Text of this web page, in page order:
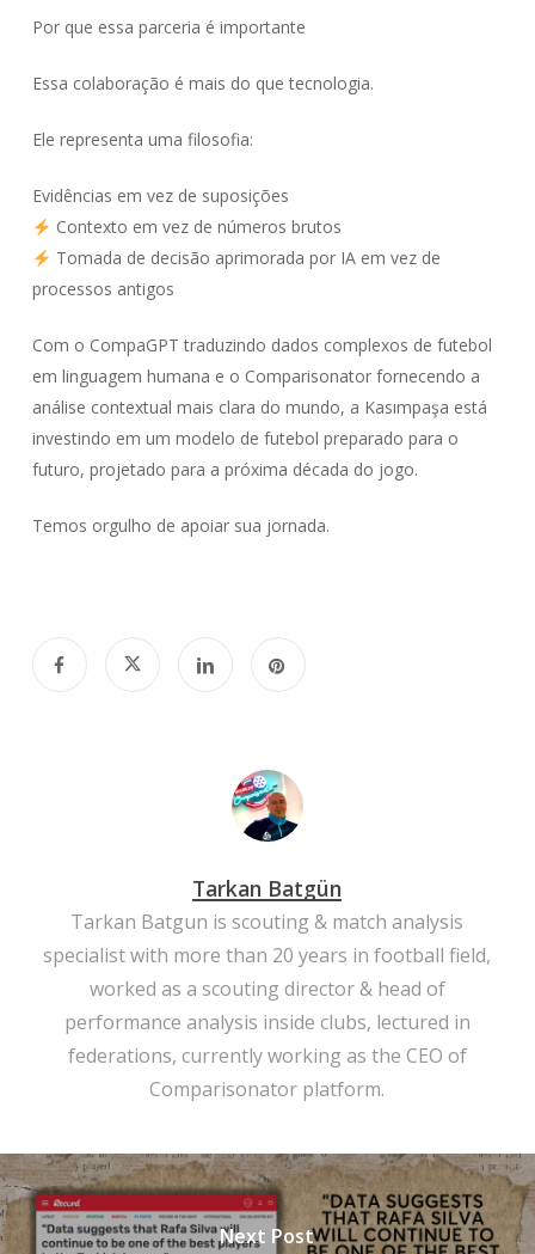
Por que essa parceria é importante
Essa colaboração é mais do que tecnologia.
Ele representa uma filosofia:
Evidências em vez de suposições
Contexto em vez de números brutos
Tomada de decisão aprimorada por IA em vez de
processos antigos
Com o CompaGPT traduzindo dados complexos de futebol
em linguagem humana e o Comparisonator fornecendo a
análise contextual mais clara do mundo, a Kasımpaşa está
investindo em um modelo de futebol preparado para o
futuro, projetado para a próxima década do jogo.
Temos orgulho de apoiar sua jornada.
Tarkan Batgün
Tarkan Batgun is scouting & match analysis
specialist with more than 20 years in football field,
worked as a scouting director & head of
performance analysis inside clubs, lectured in
federations, currently working as the CEO of
Comparisonator platform.
Next Post